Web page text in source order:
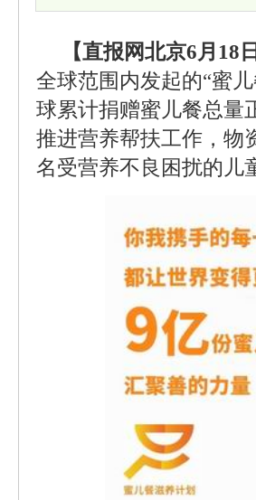
【直报网北京6月18
全球范围内发起的“蜜
球累计捐赠蜜儿餐总量
推进营养帮扶工作，物
名受营养不良困扰的儿